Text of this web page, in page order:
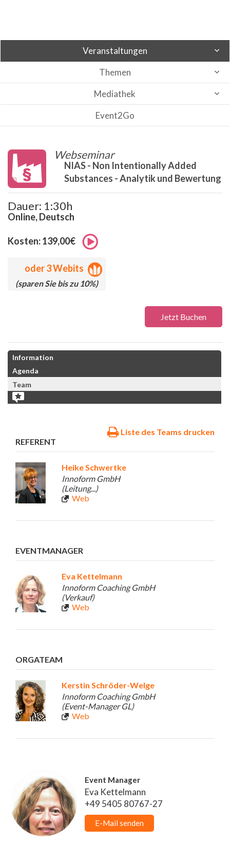
Veranstaltungen
Themen
Mediathek
Event2Go
Webseminar
NIAS - Non Intentionally Added
Substances - Analytik und Bewertung
Dauer: 1:30h
Online, Deutsch
Kosten: 139,00€
oder3 Webits
(sparen Sie bis zu 10%)
Jetzt Buchen
Information
Agenda
Team
Liste des Teams drucken
REFERENT
Heike Schwertke
Innoform GmbH
(Leitung...)
Web
EVENTMANAGER
Eva Kettelmann
Innoform Coaching GmbH
(Verkauf)
Web
ORGATEAM
Kerstin Schröder-Welge
Innoform Coaching GmbH
(Event-Manager GL)
Web
Event Manager
Eva Kettelmann
+49 5405 80767-27
E-Mail senden